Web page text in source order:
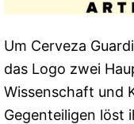
Um Cerveza
das Logo zwei
Wissenschaft und
Gegenteiligen löst